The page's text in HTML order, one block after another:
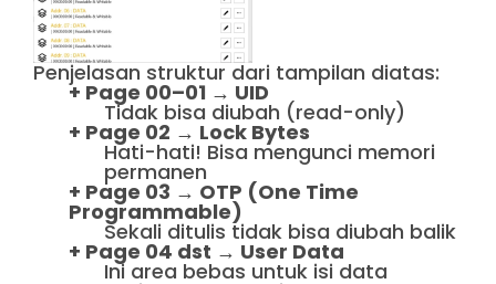
Penjelasan struktur dari tampilan diatas:
+ Page 00–01 → UID
Tidak bisa diubah (read-only)
+ Page 02 → Lock Bytes
Hati-hati! Bisa mengunci memori
permanen
+ Page 03 → OTP (One Time
Programmable)
Sekali ditulis tidak bisa diubah balik
+ Page 04 dst → User Data
Ini area bebas untuk isi data